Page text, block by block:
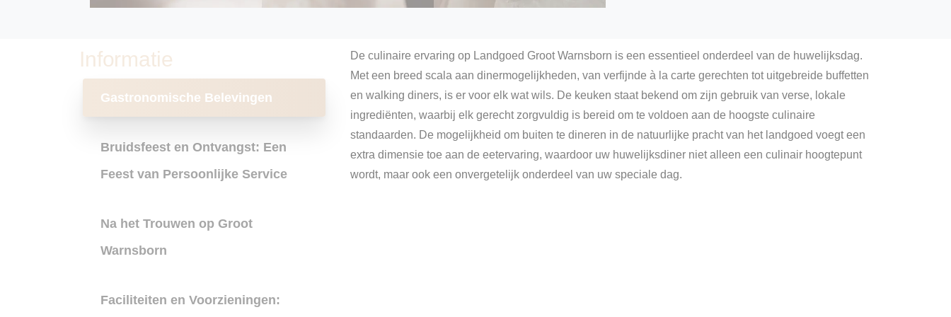
Informatie
Gastronomische Belevingen
Bruidsfeest en Ontvangst: Een
Feest van Persoonlijke Service
Na het Trouwen op Groot
Warnsborn
Faciliteiten en Voorzieningen:
De culinaire ervaring op Landgoed Groot Warnsborn is een essentieel onderdeel van de huwelijksdag.
Met een breed scala aan dinermogelijkheden, van verfijnde à la carte gerechten tot uitgebreide buffetten
en walking diners, is er voor elk wat wils. De keuken staat bekend om zijn gebruik van verse, lokale
ingrediënten, waarbij elk gerecht zorgvuldig is bereid om te voldoen aan de hoogste culinaire
standaarden. De mogelijkheid om buiten te dineren in de natuurlijke pracht van het landgoed voegt een
extra dimensie toe aan de eetervaring, waardoor uw huwelijksdiner niet alleen een culinair hoogtepunt
wordt, maar ook een onvergetelijk onderdeel van uw speciale dag.